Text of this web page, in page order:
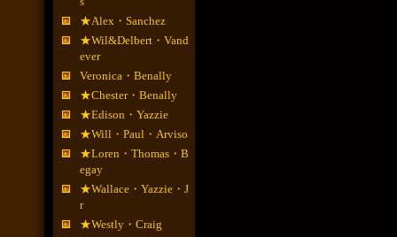
★Alex・Sanchez
★Wil&Delbert・Vand
ever
Veronica・Benally
★Chester・Benally
★Edison・Yazzie
★Will・Paul・Arviso
★Loren・Thomas・B
egay
★Wallace・Yazzie・J
r
★Westly・Craig